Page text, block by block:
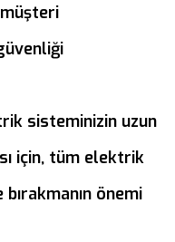
sisteminizin uzun
için, tüm elektrik
önemi